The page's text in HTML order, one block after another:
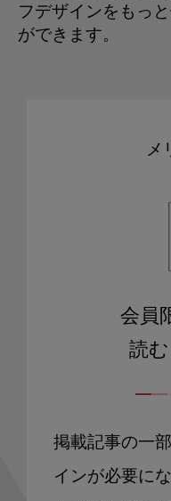
フデザインをもっ
ができます。
メ
会員
読
掲載記事の一
インが必要に